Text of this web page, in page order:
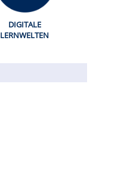
DIGITALE
LERNWELTEN